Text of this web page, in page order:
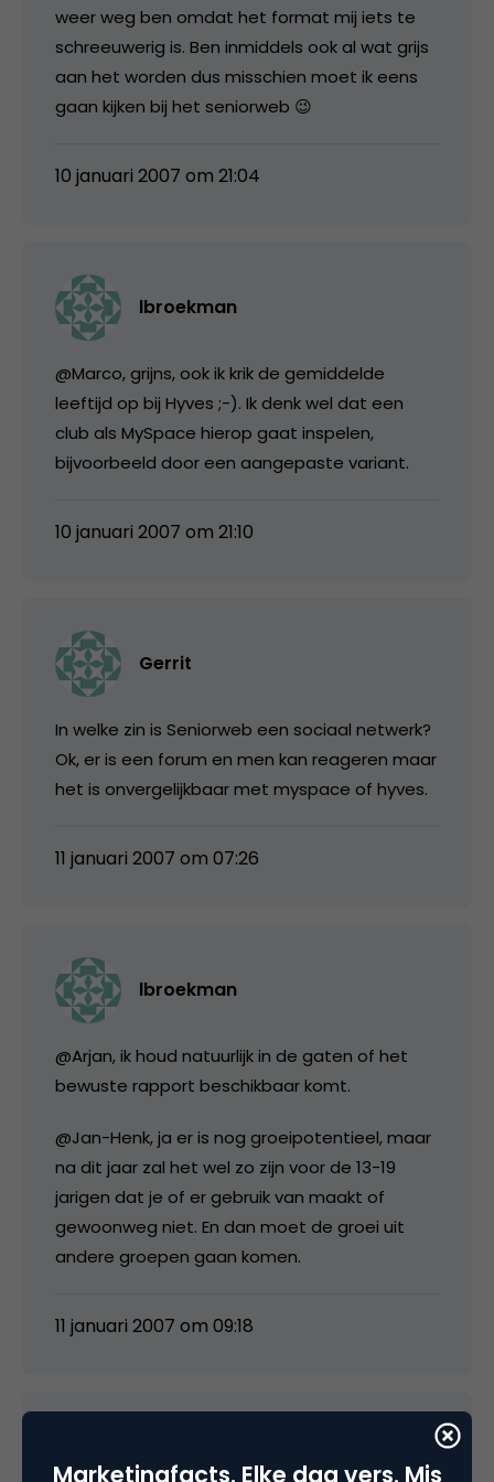
weer weg ben omdat het format mij iets te
schreeuwerig is. Ben inmiddels ook al wat grijs
aan het worden dus misschien moet ik eens
gaan kijken bij het seniorweb 😉
10 januari 2007 om 21:04
lbroekman
@Marco, grijns, ook ik krik de gemiddelde
leeftijd op bij Hyves ;-). Ik denk wel dat een
club als MySpace hierop gaat inspelen,
bijvoorbeeld door een aangepaste variant.
10 januari 2007 om 21:10
Gerrit
In welke zin is Seniorweb een sociaal netwerk?
Ok, er is een forum en men kan reageren maar
het is onvergelijkbaar met myspace of hyves.
11 januari 2007 om 07:26
lbroekman
@Arjan, ik houd natuurlijk in de gaten of het
bewuste rapport beschikbaar komt.
@Jan-Henk, ja er is nog groeipotentieel, maar
na dit jaar zal het wel zo zijn voor de 13-19
jarigen dat je of er gebruik van maakt of
gewoonweg niet. En dan moet de groei uit
andere groepen gaan komen.
11 januari 2007 om 09:18
Marketingfacts. Elke dag vers. Mis